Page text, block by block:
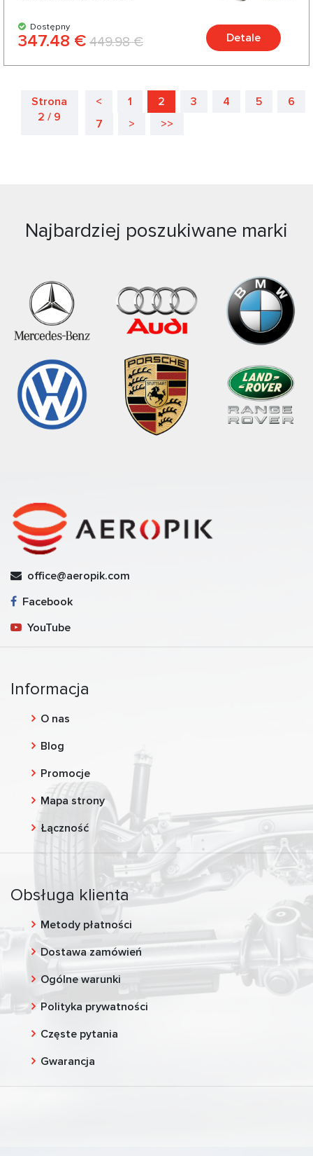
Dostępny
347.48 € 449.98 € Detale
Strona
2 / 9
< 1 2 3 4 5
6
7
> >>
Najbardziej poszukiwane marki
office@aeropik.com
Facebook
YouTube
Informacja
O nas
Blog
Promocje
Mapa strony
Łączność
Obsługa klienta
Metody płatności
Dostawa zamówień
Ogólne warunki
Polityka prywatności
Częste pytania
Gwarancja